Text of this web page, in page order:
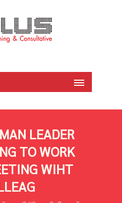
LEADER
TO WORK
WIHT